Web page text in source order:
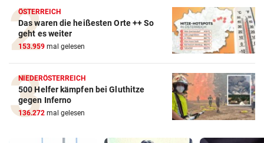
ÖSTERREICH
Das waren die heißesten Orte ++ So
geht es weiter
153.959 mal gelesen
NIEDERÖSTERREICH
500 Helfer kämpfen bei Gluthitze
gegen Inferno
136.272 mal gelesen